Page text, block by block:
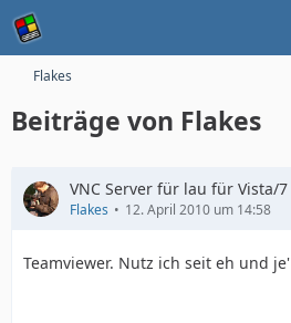
Flakes
Beiträge von Flakes
VNC Server für lau für Vista/7
Flakes 12. April 2010 um 14:58
Teamviewer. Nutz ich seit eh und je'